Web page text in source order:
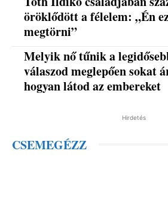
öröklődött a félelem: „Én
megtörni”
Melyik nő tűnik a
válaszod meglepően sokat
hogyan látod az embereket
Hirdetés
CSEMEGÉZZ